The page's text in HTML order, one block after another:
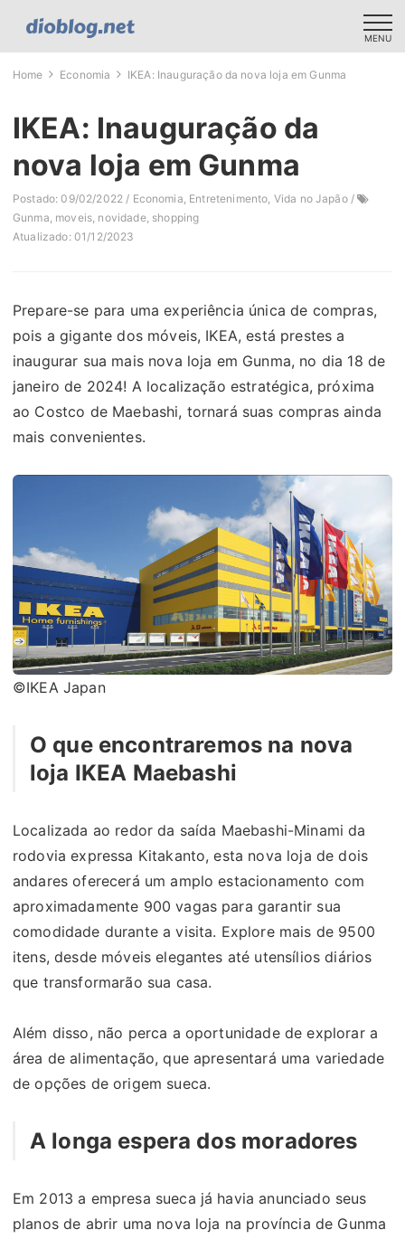
MENU
Home Economia IKEA: Inauguração da nova loja em Gunma
IKEA: Inauguração da
nova loja em Gunma
Postado: 09/02/2022 / Economia, Entretenimento, Vida no Japão/
Gunma, moveis, novidade, shopping
Atualizado: 01/12/2023
Prepare-se para uma experiência única de compras,
pois a gigante dos móveis, IKEA, está prestes a
inaugurar sua mais nova loja em Gunma, no dia 18 de
janeiro de 2024! A localização estratégica, próxima
ao Costco de Maebashi, tornará suas compras ainda
mais convenientes.
©IKEA Japan
O que encontraremos na nova
loja IKEA Maebashi
Localizada ao redor da saída Maebashi-Minami da
rodovia expressa Kitakanto, esta nova loja de dois
andares oferecerá um amplo estacionamento com
aproximadamente 900 vagas para garantir sua
comodidade durante a visita. Explore mais de 9500
itens, desde móveis elegantes até utensílios diários
que transformarão sua casa.
Além disso, não perca a oportunidade de explorar a
área de alimentação, que apresentará uma variedade
de opções de origem sueca.
A longa espera dos moradores
Em 2013 a empresa sueca já havia anunciado seus
planos de abrir uma nova loja na província de Gunma